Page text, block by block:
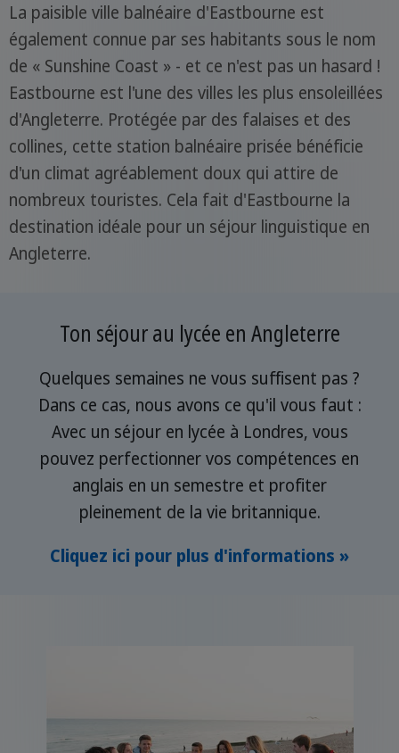
La paisible ville balnéaire d'Eastbourne est
également connue par ses habitants sous le nom
de « Sunshine Coast » - et ce n'est pas un hasard !
Eastbourne est l'une des villes les plus ensoleillées
d'Angleterre. Protégée par des falaises et des
collines, cette station balnéaire prisée bénéficie
d'un climat agréablement doux qui attire de
nombreux touristes. Cela fait d'Eastbourne la
destination idéale pour un séjour linguistique en
Angleterre.
Ton séjour au lycée en Angleterre
Quelques semaines ne vous suffisent pas ?
Dans ce cas, nous avons ce qu'il vous faut :
Avec un séjour en lycée à Londres, vous
pouvez perfectionner vos compétences en
anglais en un semestre et profiter
pleinement de la vie britannique.
Cliquez ici pour plus d'informations »